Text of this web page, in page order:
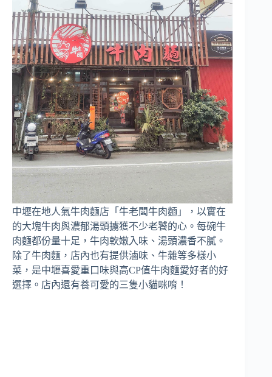
中壢在地人氣牛肉麵店「牛老闆牛肉麵」，以實在
的大塊牛肉與濃郁湯頭擄獲不少老饕的心。每碗牛
肉麵都份量十足，牛肉軟嫩入味、湯頭濃香不膩。
除了牛肉麵，店內也有提供滷味、牛雜等多樣小
菜，是中壢喜愛重口味與高CP值牛肉麵愛好者的好
選擇。店內還有養可愛的三隻小貓咪唷！